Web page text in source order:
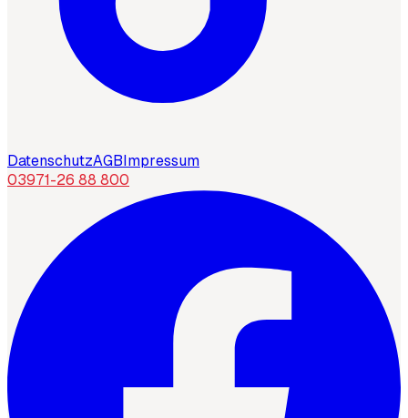
DatenschutzAGBImpressum
03971-26 88 800